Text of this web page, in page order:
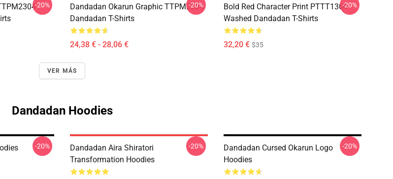
-20%
Dandadan Okarun Graphic TTPM2304
Dandadan T-Shirts
24,38 € - 28,06 €
-20%
Bold Red Character Print PTTT1304
Washed Dandadan T-Shirts
32,20 € $35
-20%
VER MÁS
Dandadan Hoodies
-20%
Dandadan Aira Shiratori
Transformation Hoodies
-20%
Dandadan Cursed Okarun Logo
Hoodies
-20%